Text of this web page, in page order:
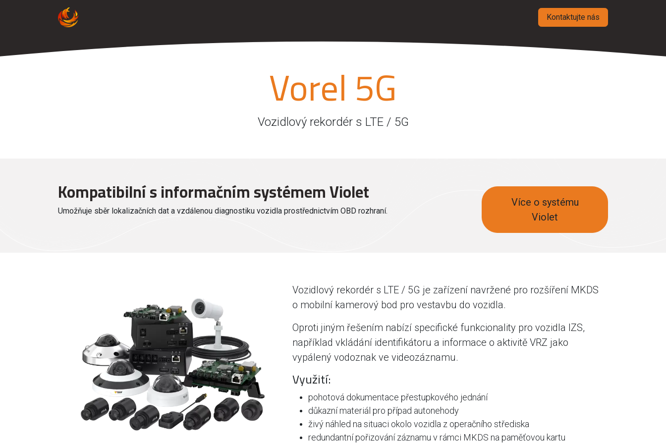
Kontaktujte nás
Vorel 5G
Vozidlový rekordér s LTE / 5G
Kompatibilní s informačním systémem Violet
Umožňuje sběr lokalizačních dat a vzdálenou diagnostiku vozidla prostřednictvím OBD rozhraní.
Více o systému
Violet
Vozidlový rekordér s LTE / 5G je zařízení navržené pro rozšíření MKDS
o mobilní kamerový bod pro vestavbu do vozidla.
Oproti jiným řešením nabízí specifické funkcionality pro vozidla IZS,
například vkládání identifikátoru a informace o aktivitě VRZ jako
vypálený vodoznak ve videozáznamu.
Využití:
pohotová dokumentace přestupkového jednání
důkazní materiál pro případ autonehody
živý náhled na situaci okolo vozidla z operačního střediska
redundantní pořizování záznamu v rámci MKDS na paměťovou kartu